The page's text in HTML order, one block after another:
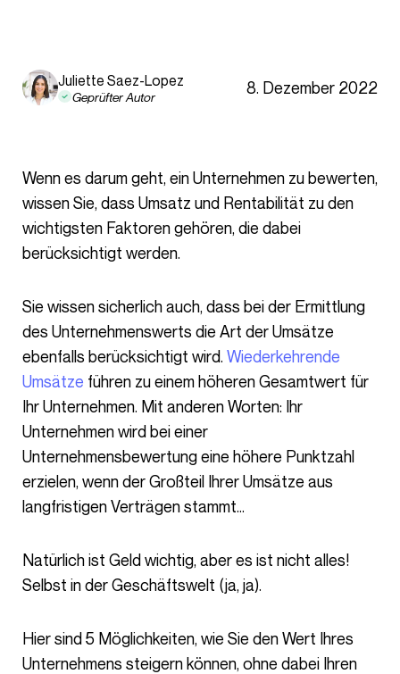
Juliette Saez-Lopez
Geprüfter Autor 8. Dezember 2022
Wenn es darum geht, ein Unternehmen zu bewerten,
wissen Sie, dass Umsatz und Rentabilität zu den
wichtigsten Faktoren gehören, die dabei
berücksichtigt werden.
Sie wissen sicherlich auch, dass bei der Ermittlung
des Unternehmenswerts die Art der Umsätze
ebenfalls berücksichtigt wird. Wiederkehrende
Umsätze führen zu einem höheren Gesamtwert für
Ihr Unternehmen. Mit anderen Worten: Ihr
Unternehmen wird bei einer
Unternehmensbewertung eine höhere Punktzahl
erzielen, wenn der Großteil Ihrer Umsätze aus
langfristigen Verträgen stammt…
Natürlich ist Geld wichtig, aber es ist nicht alles!
Selbst in der Geschäftswelt (ja, ja).
Hier sind 5 Möglichkeiten, wie Sie den Wert Ihres
Unternehmens steigern können, ohne dabei Ihren